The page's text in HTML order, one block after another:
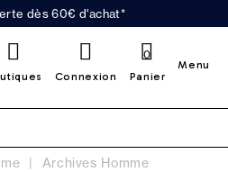
dès 60€ d'achat*
Connexion Panier
0
Menu
Archives Homme